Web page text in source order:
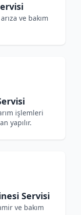
ve bakım
işlemleri
yapılır.
Servisi
ve bakım